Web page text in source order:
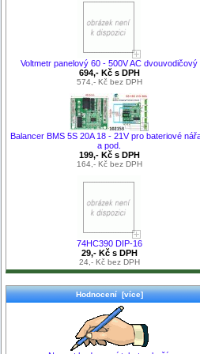
Voltmetr panelový 60 - 500V AC dvouvodičový
694,- Kč s DPH
574,- Kč bez DPH
Balancer BMS 5S 20A 18 - 21V pro bateriové
a pod.
199,- Kč s DPH
164,- Kč bez DPH
74HC390 DIP-16
29,- Kč s DPH
24,- Kč bez DPH
Hodnocení [více]